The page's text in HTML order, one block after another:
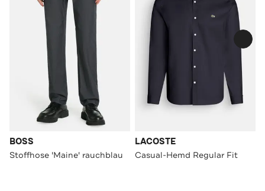
BOSS
Stoffhose 'Maine' rauchblau
LACOSTE
Casual-Hemd Regular Fit